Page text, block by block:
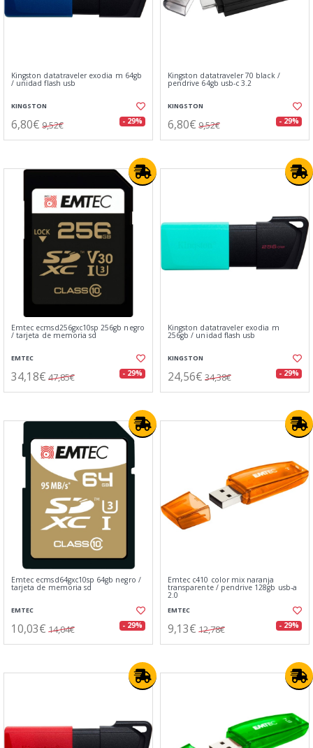
Kingston datatraveler exodia m 64gb
/ unidad flash usb
KINGSTON
6,80€ 9,52€ - 29%
Kingston datatraveler 70 black /
pendrive 64gb usb-c 3.2
KINGSTON
6,80€ 9,52€ - 29%
Emtec ecmsd256gxc10sp 256gb negro
/ tarjeta de memoria sd
EMTEC
34,18€ 47,85€ - 29%
Kingston datatraveler exodia m
256gb / unidad flash usb
KINGSTON
24,56€ 34,38€ - 29%
Emtec ecmsd64gxc10sp 64gb negro /
tarjeta de memoria sd
EMTEC
10,03€ 14,04€ - 29%
Emtec c410 color mix naranja
transparente / pendrive 128gb usb-a
2.0
EMTEC
9,13€ 12,78€ - 29%